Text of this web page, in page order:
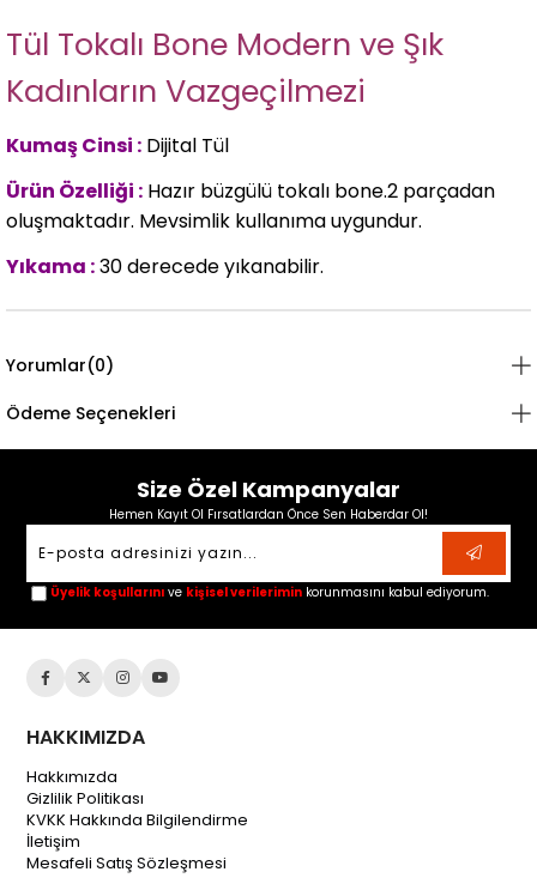
Tül Tokalı Bone Modern ve Şık
Kadınların Vazgeçilmezi
Kumaş Cinsi : Dijital Tül
Ürün Özelliği : Hazır büzgülü tokalı bone.2 parçadan
oluşmaktadır. Mevsimlik kullanıma uygundur.
Yıkama :30 derecede yıkanabilir.
Yorumlar(0)
Ödeme Seçenekleri
Size Özel Kampanyalar
Hemen Kayıt Ol Fırsatlardan Önce Sen Haberdar Ol!
Üyelik koşullarını ve kişisel verilerimin korunmasını kabul ediyorum.
HAKKIMIZDA
Hakkımızda
Gizlilik Politikası
KVKK Hakkında Bilgilendirme
İletişim
Mesafeli Satış Sözleşmesi